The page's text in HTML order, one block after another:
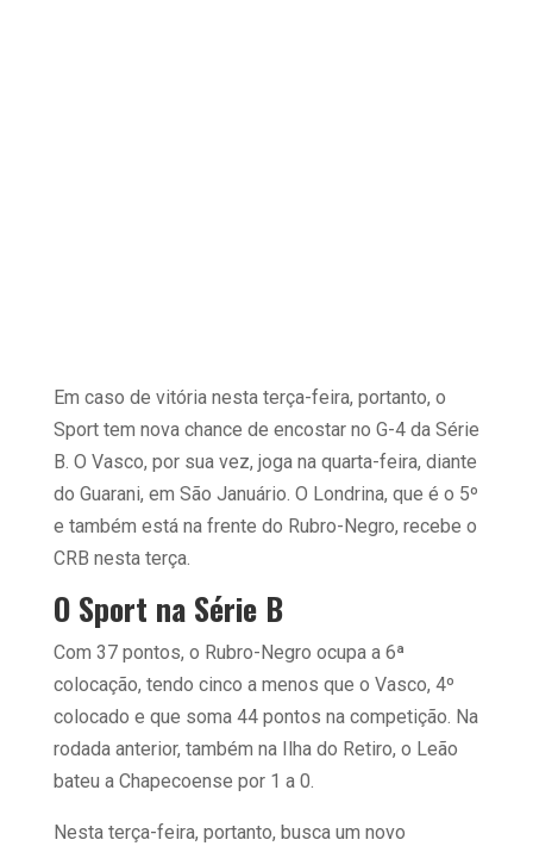
Em caso de vitória nesta terça-feira, portanto, o
Sport tem nova chance de encostar no G-4 da Série
B. O Vasco, por sua vez, joga na quarta-feira, diante
do Guarani, em São Januário. O Londrina, que é o 5º
e também está na frente do Rubro-Negro, recebe o
CRB nesta terça.
O Sport na Série B
Com 37 pontos, o Rubro-Negro ocupa a 6ª
colocação, tendo cinco a menos que o Vasco, 4º
colocado e que soma 44 pontos na competição. Na
rodada anterior, também na Ilha do Retiro, o Leão
bateu a Chapecoense por 1 a 0.
Nesta terça-feira, portanto, busca um novo